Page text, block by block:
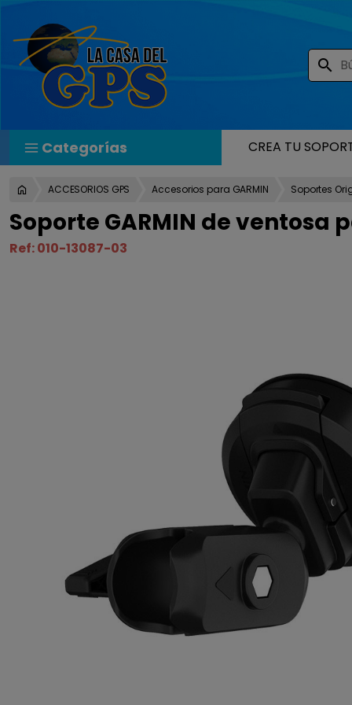
search
Categorías CREA TU
ACCESORIOS GPS Accesorios para GARMIN Soportes
Soporte GARMIN de ventosa
Ref:010-13087-03